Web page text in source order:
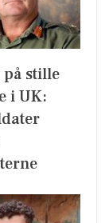
på stille
i UK: